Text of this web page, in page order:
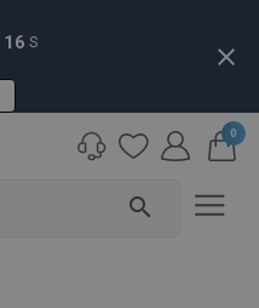
15 S close
search
0